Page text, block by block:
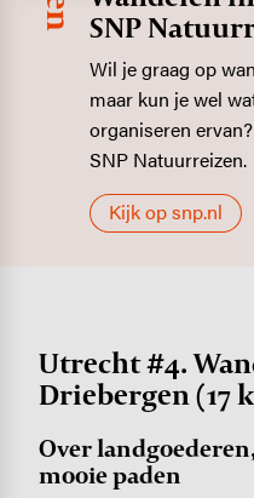
SNP
Wil je graag op
maar kun je wel
organiseren
SNP Natuurreizen.
Kijk op snp.nl
Utrecht #4.
Driebergen (17
Over
mooie paden